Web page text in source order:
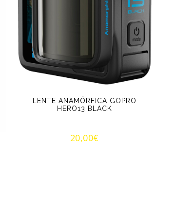
LENTE ANAMÓRFICA GOPRO
HERO13 BLACK
20,00€